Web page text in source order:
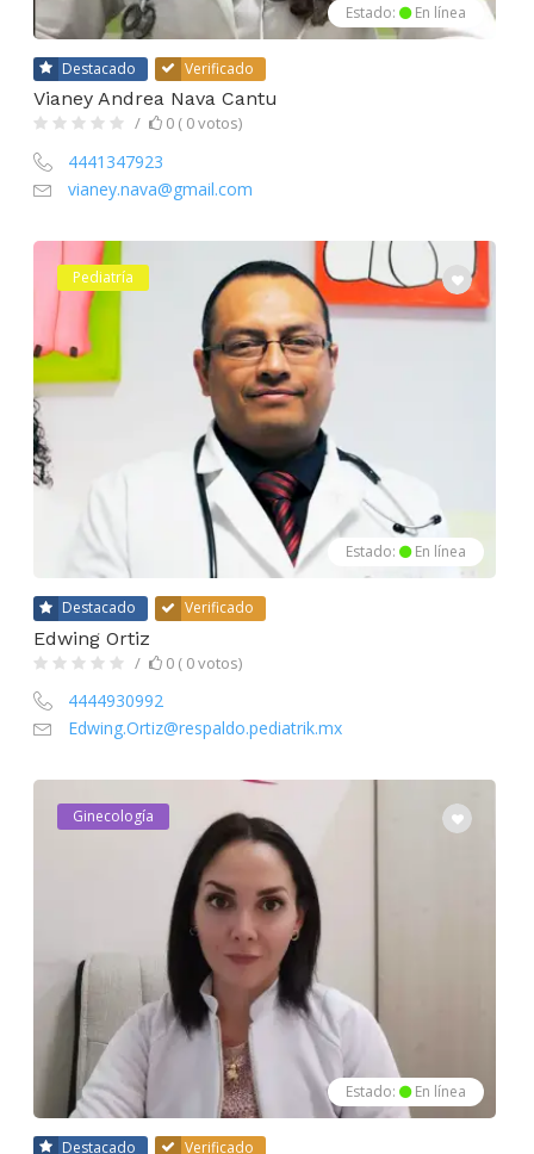
Estado: En línea
Destacado Verificado
Vianey Andrea Nava Cantu
0 ( 0 votos)
4441347923
vianey.nava@gmail.com
Pediatría
Estado: En línea
Destacado Verificado
Edwing Ortiz
0 ( 0 votos)
4444930992
Edwing.Ortiz@respaldo.pediatrik.mx
Ginecología
Estado: En línea
Destacado Verificado